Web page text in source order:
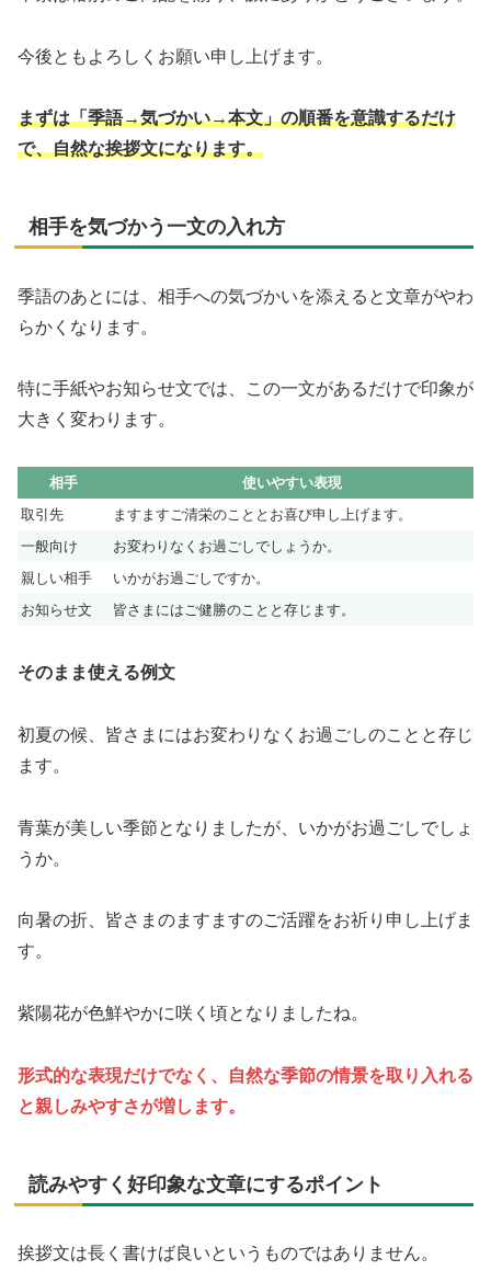
今後ともよろしくお願い申し上げます。
まずは「季語→気づかい→本文」の順番を意識するだけ
で、自然な挨拶文になります。
相手を気づかう一文の入れ方
季語のあとには、相手への気づかいを添えると文章がやわ
らかくなります。
特に手紙やお知らせ文では、この一文があるだけで印象が
大きく変わります。
相手
使いやすい表現
取引先
ますますご清栄のこととお喜び申し上げます。
一般向け
お変わりなくお過ごしでしょうか。
親しい相手
いかがお過ごしですか。
お知らせ文
皆さまにはご健勝のことと存じます。
そのまま使える例文
初夏の候、皆さまにはお変わりなくお過ごしのことと存じ
ます。
青葉が美しい季節となりましたが、いかがお過ごしでしょ
うか。
向暑の折、皆さまのますますのご活躍をお祈り申し上げま
す。
紫陽花が色鮮やかに咲く頃となりましたね。
形式的な表現だけでなく、自然な季節の情景を取り入れる
と親しみやすさが増します。
読みやすく好印象な文章にするポイント
挨拶文は長く書けば良いというものではありません。